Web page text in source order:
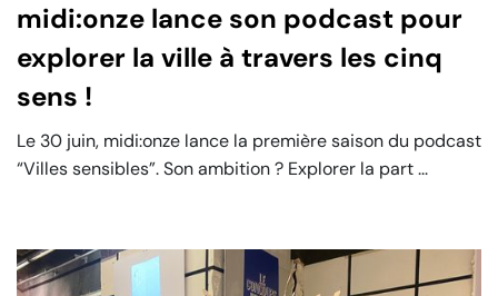
midi:onze lance son podcast pour
explorer la ville à travers les cinq
sens !
Le 30 juin, midi:onze lance la première saison du podcast
“Villes sensibles”. Son ambition ? Explorer la part ...